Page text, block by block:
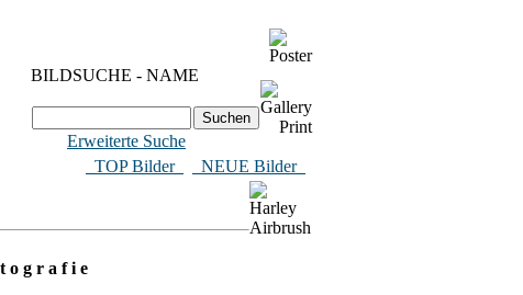
BILDSUCHE - NAME
Erweiterte Suche
​ TOP Bilder
NEUE Bilder
o g r a f i e